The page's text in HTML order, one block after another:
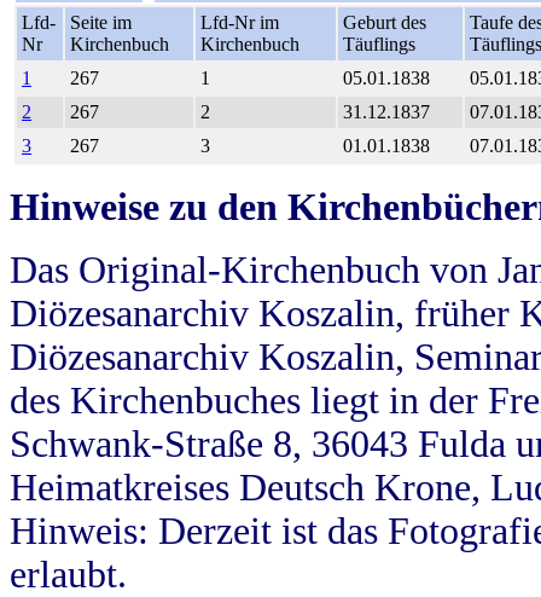
Lfd-
Nr
Seite im
Kirchenbuch
Lfd-Nr im
Kirchenbuch
Geburt des
Täuflings
Taufe
Täuflings
1
267 1 05.01.1838
2
267 2 31.12.1837
3
267 3 01.01.1838
Hinweise zu den
Das Original-Kirchenbuch von
Diözesanarchiv Koszalin, früher
Diözesanarchiv Koszalin,
des Kirchenbuches liegt in der
Schwank-Straße 8, 36043 Fulda
Heimatkreises Deutsch Krone,
Hinweis: Derzeit ist das
erlaubt.